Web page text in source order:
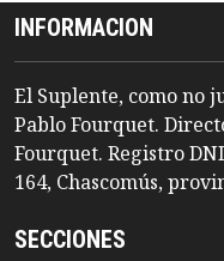
INFORMACION
El Suplente, como no
Pablo Fourquet.
Fourquet. Registro
164, Chascomús,
SECCIONES